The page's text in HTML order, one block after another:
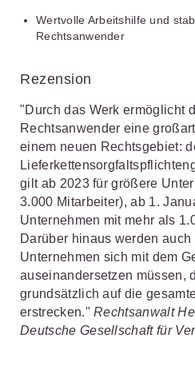
Wertvolle Arbeitshilfe und
Rechtsanwender
Rezension
"Durch das Werk ermöglicht
Rechtsanwender eine
einem neuen Rechtsgebiet:
gilt ab 2023 für größere
3.000 Mitarbeiter), ab 1.
Unternehmen mit mehr als
Darüber hinaus werden
Unternehmen sich mit dem
auseinandersetzen müssen,
grundsätzlich auf die
erstrecken."Rechtsanwalt
Deutsche Gesellschaft für